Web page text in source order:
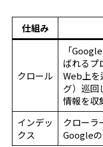
仕組み
クロール
「
ばれるプ
Web上を
グ）巡回
情報を収
インデッ
クス
クローラ
Google